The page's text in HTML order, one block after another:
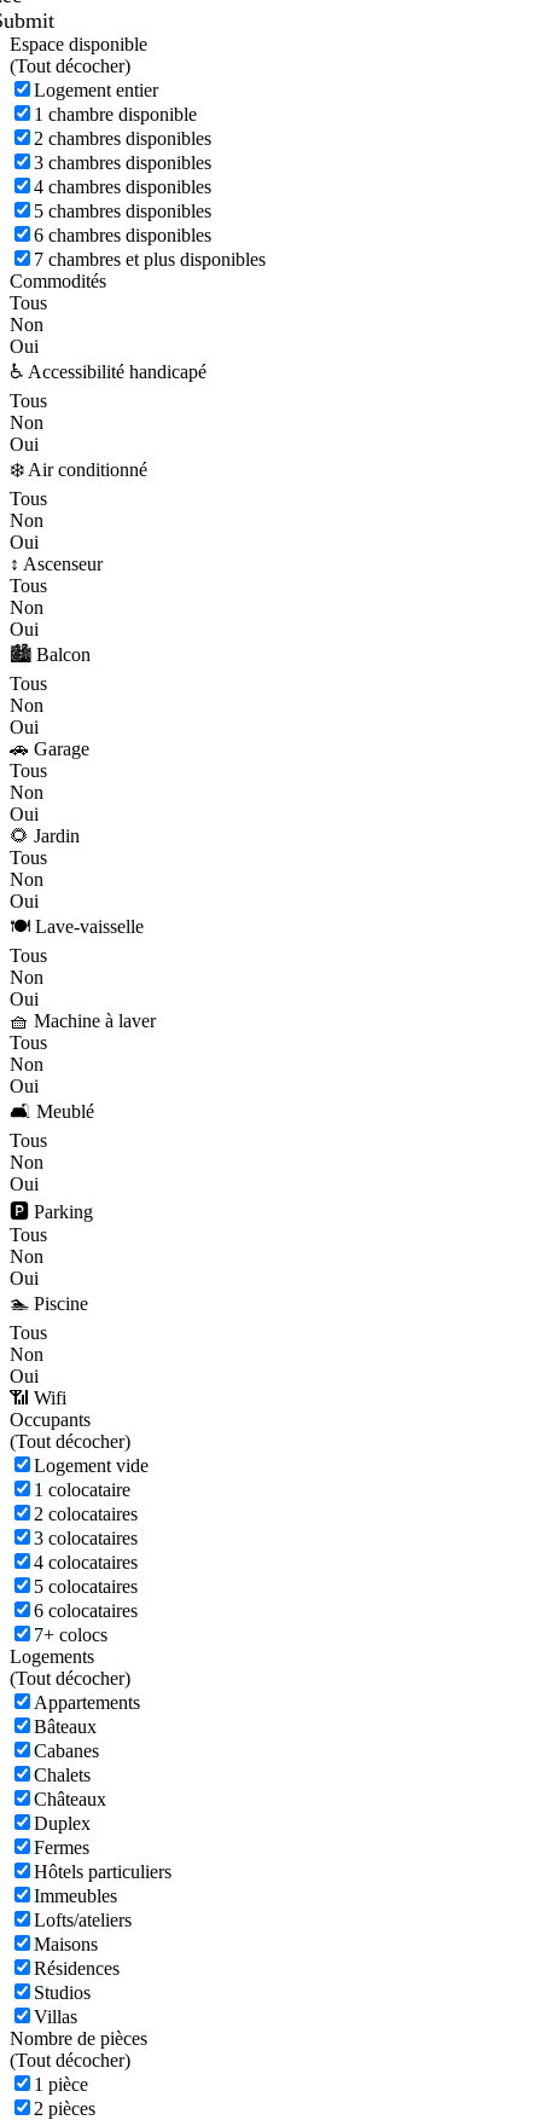
Espace disponible
(Tout décocher)
Logement entier
1 chambre disponible
2 chambres disponibles
3 chambres disponibles
4 chambres disponibles
5 chambres disponibles
6 chambres disponibles
7 chambres et plus disponibles
Commodités
Tous
Non
Oui
♿ Accessibilité handicapé
Tous
Non
Oui
❄️ Air conditionné
Tous
Non
Oui
↕️ Ascenseur
Tous
Non
Oui
🏙️ Balcon
Tous
Non
Oui
🚗 Garage
Tous
Non
Oui
🌻 Jardin
Tous
Non
Oui
🍽️ Lave-vaisselle
Tous
Non
Oui
🧺 Machine à laver
Tous
Non
Oui
🛋️ Meublé
Tous
Non
Oui
🅿️ Parking
Tous
Non
Oui
🏊 Piscine
Tous
Non
Oui
📶 Wifi
Occupants
(Tout décocher)
Logement vide
1 colocataire
2 colocataires
3 colocataires
4 colocataires
5 colocataires
6 colocataires
7+ colocs
Logements
(Tout décocher)
Appartements
Bâteaux
Cabanes
Chalets
Châteaux
Duplex
Fermes
Hôtels particuliers
Immeubles
Lofts/ateliers
Maisons
Résidences
Studios
Villas
Nombre de pièces
(Tout décocher)
1 pièce
2 pièces